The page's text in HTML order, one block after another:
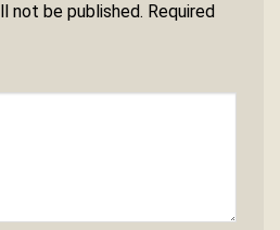
not be published. Required